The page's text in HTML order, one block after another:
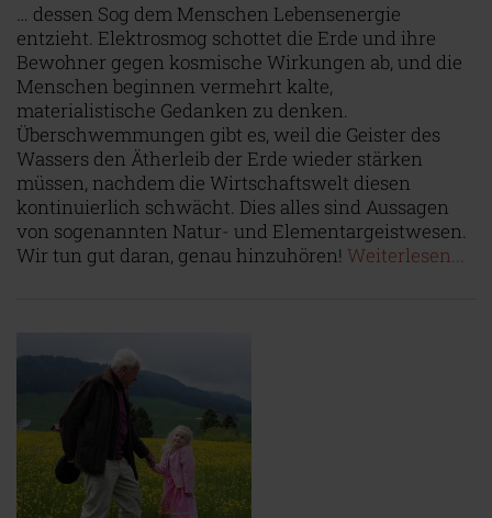
… dessen Sog dem Menschen Lebensenergie
entzieht. Elektrosmog schottet die Erde und ihre
Bewohner gegen kosmische Wirkungen ab, und die
Menschen beginnen vermehrt kalte,
materialistische Gedanken zu denken.
Überschwemmungen gibt es, weil die Geister des
Wassers den Ätherleib der Erde wieder stärken
müssen, nachdem die Wirtschaftswelt diesen
kontinuierlich schwächt. Dies alles sind Aussagen
von sogenannten Natur- und Elementargeistwesen.
Wir tun gut daran, genau hinzuhören! Weiterlesen...